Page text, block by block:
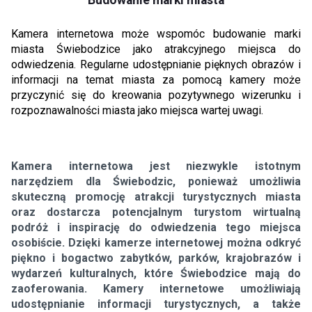
Kamera internetowa może wspomóc budowanie marki
miasta Świebodzice jako atrakcyjnego miejsca do
odwiedzenia. Regularne udostępnianie pięknych obrazów i
informacji na temat miasta za pomocą kamery może
przyczynić się do kreowania pozytywnego wizerunku i
rozpoznawalności miasta jako miejsca wartej uwagi.
Kamera internetowa jest niezwykle istotnym
narzędziem dla Świebodzic, ponieważ umożliwia
skuteczną promocję atrakcji turystycznych miasta
oraz dostarcza potencjalnym turystom wirtualną
podróż i inspirację do odwiedzenia tego miejsca
osobiście. Dzięki kamerze internetowej można odkryć
piękno i bogactwo zabytków, parków, krajobrazów i
wydarzeń kulturalnych, które Świebodzice mają do
zaoferowania. Kamery internetowe umożliwiają
udostępnianie informacji turystycznych, a także